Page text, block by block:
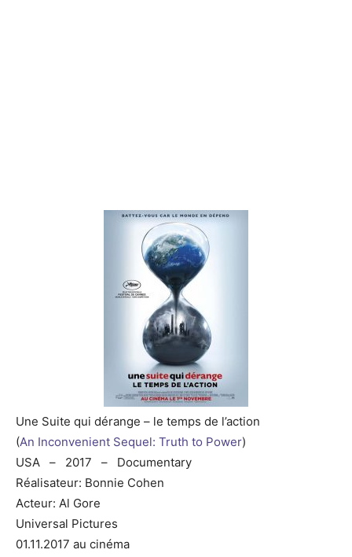
Une Suite qui dérange – le temps de l’action
(An Inconvenient Sequel: Truth to Power)
USA – 2017 – Documentary
Réalisateur: Bonnie Cohen
Acteur: Al Gore
Universal Pictures
01.11.2017 au cinéma